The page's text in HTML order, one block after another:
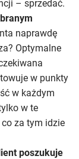
– sprzedać.
naprawdę
Optymalne
w punkty
w każdym
w te
za tym idzie
poszukuje